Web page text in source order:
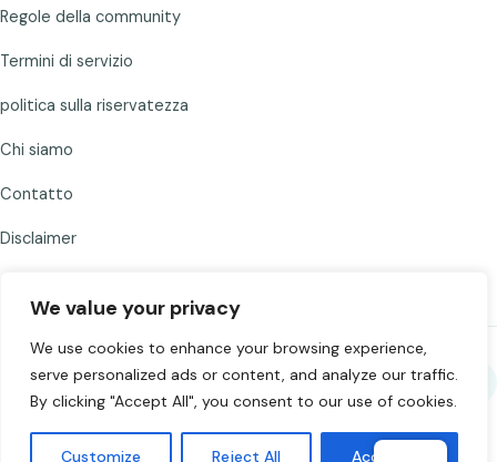
We value your privacy
We use cookies to enhance your browsing experience,
serve personalized ads or content, and analyze our traffic.
By clicking "Accept All", you consent to our use of cookies.
Customize Reject All Accept All
Regole della community
Termini di servizio
politica sulla riservatezza
Chi siamo
Contatto
Disclaimer
Condividi Chat to Strangers
©2026Chat to Strangers — Realizzato con
. Chatta